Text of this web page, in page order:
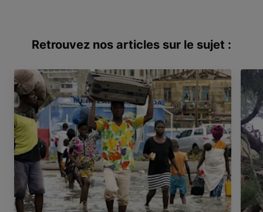
Retrouvez nos articles sur le sujet :